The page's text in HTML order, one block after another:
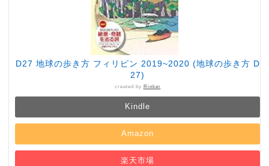
D27 地球の歩き方 フィリピン 2019~2020 (地球の歩き方 D
27)
created by Rinker
Kindle
Amazon
楽天市場